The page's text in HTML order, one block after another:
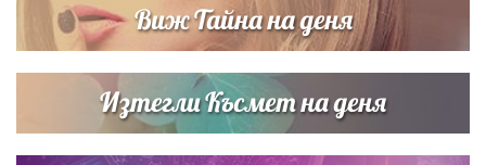
Виж Тайна на деня
Изтегли Късмет на деня